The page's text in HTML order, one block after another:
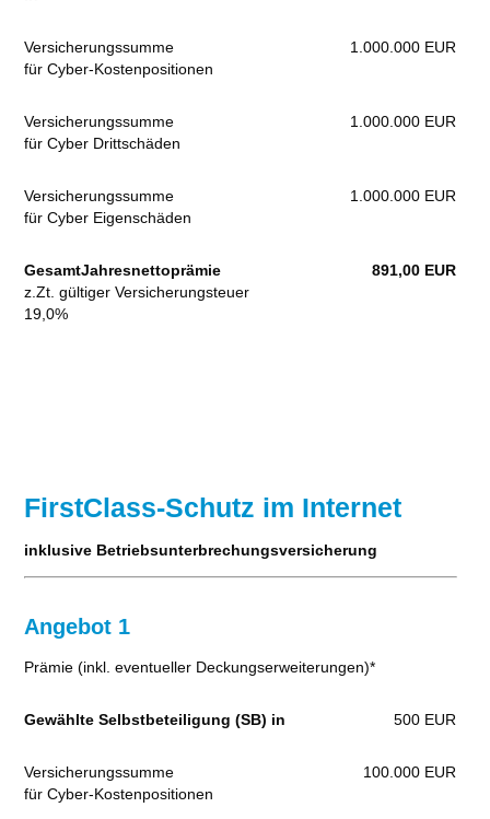
Versicherungssumme
für Cyber-Kostenpositionen
1.000.000 EUR
Versicherungssumme
für Cyber Drittschäden
1.000.000 EUR
Versicherungssumme
für Cyber Eigenschäden
1.000.000 EUR
GesamtJahresnettoprämie
z.Zt. gültiger Versicherungsteuer
19,0%
891,00 EUR
FirstClass-Schutz im Internet
inklusive Betriebsunterbrechungsversicherung
Angebot 1
Prämie (inkl. eventueller Deckungserweiterungen)*
Gewählte Selbstbeteiligung (SB) in 500 EUR
Versicherungssumme
für Cyber-Kostenpositionen
100.000 EUR